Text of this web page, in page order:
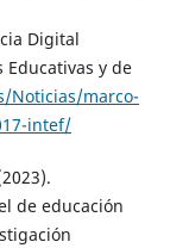
Digital
y de
Noticias/marco-
intef/
de educación